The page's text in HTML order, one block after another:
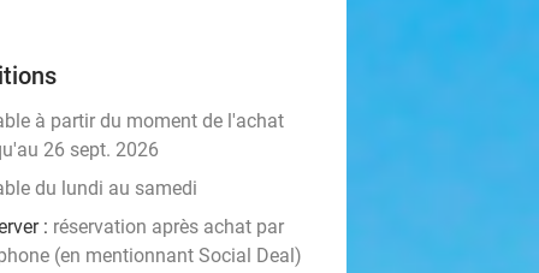
à partir du moment de l'achat
26 sept. 2026
du lundi au samedi
: réservation après achat par
(en mentionnant Social Deal)